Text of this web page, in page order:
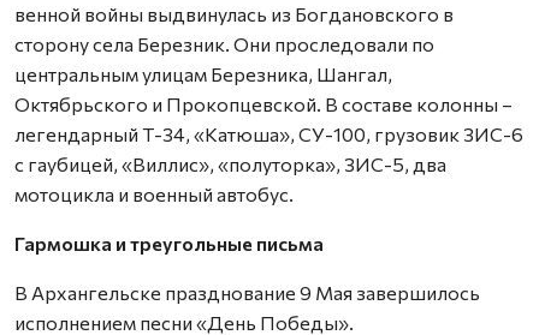
венной войны выдвинулась из Богдановского в
сторону села Березник. Они проследовали по
центральным улицам Березника, Шангал,
Октябрьского и Прокопцевской. В составе колонны –
легендарный Т-34, «Катюша», СУ-100, грузовик ЗИС-6
с гаубицей, «Виллис», «полуторка», ЗИС-5, два
мотоцикла и военный автобус.
Гармошка и треугольные письма
В Архангельске празднование 9 Мая завершилось
исполнением песни «День Победы».